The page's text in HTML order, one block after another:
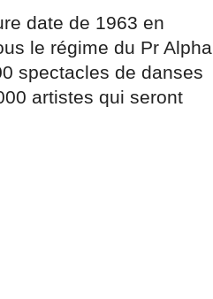
date de 1963 en
le régime du Pr Alpha
spectacles de danses
artistes qui seront